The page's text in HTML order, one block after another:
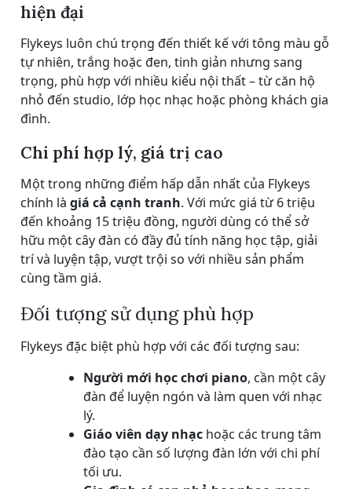
hiện đại
Flykeys luôn chú trọng đến thiết kế với tông màu gỗ
tự nhiên, trắng hoặc đen, tinh giản nhưng sang
trọng, phù hợp với nhiều kiểu nội thất – từ căn hộ
nhỏ đến studio, lớp học nhạc hoặc phòng khách gia
đình.
Chi phí hợp lý, giá trị cao
Một trong những điểm hấp dẫn nhất của Flykeys
chính là giá cả cạnh tranh. Với mức giá từ 6 triệu
đến khoảng 15 triệu đồng, người dùng có thể sở
hữu một cây đàn có đầy đủ tính năng học tập, giải
trí và luyện tập, vượt trội so với nhiều sản phẩm
cùng tầm giá.
Đối tượng sử dụng phù hợp
Flykeys đặc biệt phù hợp với các đối tượng sau:
Người mới học chơi piano, cần một cây
đàn để luyện ngón và làm quen với nhạc
lý.
Giáo viên dạy nhạc hoặc các trung tâm
đào tạo cần số lượng đàn lớn với chi phí
tối ưu.